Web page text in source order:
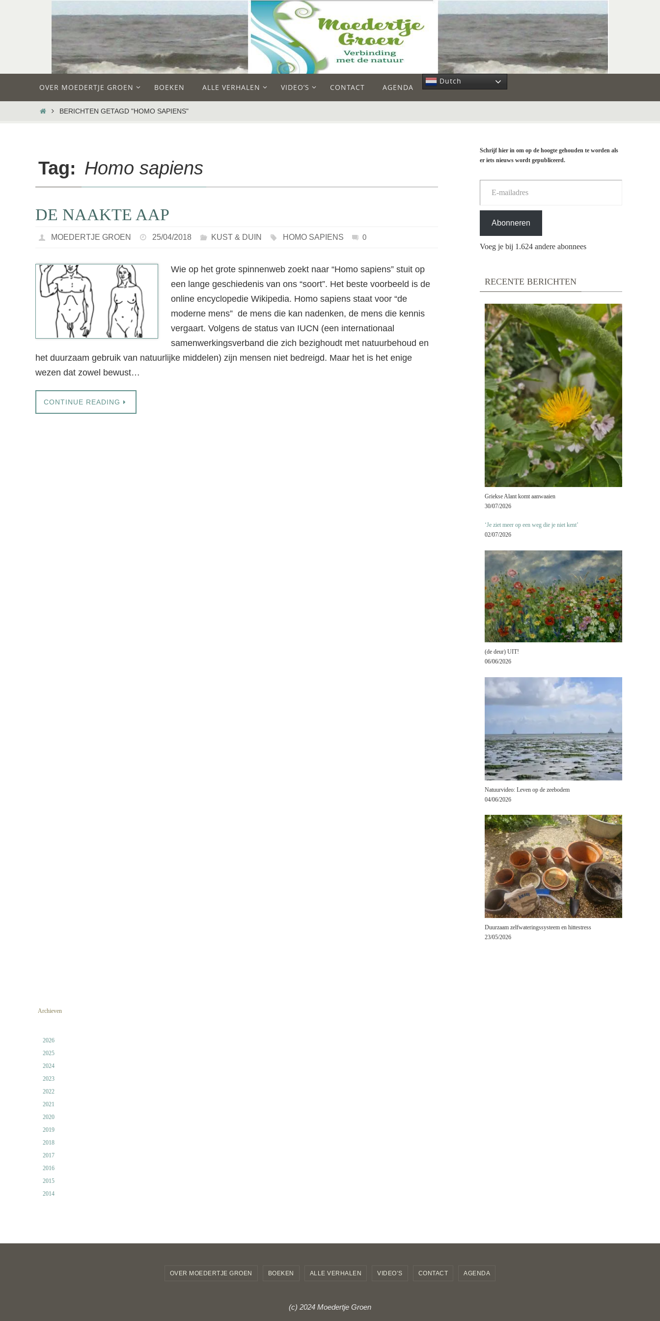
de
OVER MOEDERTJE GROEN BOEKEN ALLE VERHALEN VIDEO’S CONTACT AGENDA
Dutch
HOMEBERICHTEN GETAGD "HOMO SAPIENS"
Tag: Homo sapiens
DE NAAKTE AAP
MOEDERTJE GROEN 25/04/2018 KUST & DUIN HOMO SAPIENS 0
Wie op het grote spinnenweb zoekt naar “Homo sapiens” stuit op
een lange geschiedenis van ons “soort”. Het beste voorbeeld is de
online encyclopedie Wikipedia. Homo sapiens staat voor “de
moderne mens” de mens die kan nadenken, de mens die kennis
vergaart. Volgens de status van IUCN (een internationaal
samenwerkingsverband die zich bezighoudt met natuurbehoud en
het duurzaam gebruik van natuurlijke middelen) zijn mensen niet bedreigd. Maar het is het enige
wezen dat zowel bewust…
CONTINUE READING
Schrijf hier in om op de hoogte gehouden te worden als
er iets nieuws wordt gepubliceerd.
E-mailadres
Abonneren
Voeg je bij 1.624 andere abonnees
RECENTE BERICHTEN
Griekse Alant komt aanwaaien
30/07/2026
‘Je ziet meer op een weg die je niet kent’
02/07/2026
(de deur) UIT!
06/06/2026
Natuurvideo: Leven op de zeebodem
04/06/2026
Duurzaam zelfwateringssysteem en hittestress
23/05/2026
Archieven
2026
2025
2024
2023
2022
2021
2020
2019
2018
2017
2016
2015
2014
OVER MOEDERTJE GROEN BOEKEN ALLE VERHALEN VIDEO’S CONTACT AGENDA
(c) 2024 Moedertje Groen